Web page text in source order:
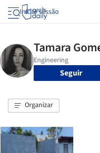
Iniciar sessão
Seguir
Organizar